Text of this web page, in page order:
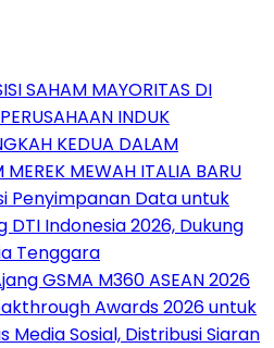
SAHAM MAYORITAS DI
INDUK
KEDUA DALAM
MEWAH ITALIA BARU
Penyimpanan Data untuk
DTI Indonesia 2026, Dukung
Tenggara
GSMA M360 ASEAN 2026
Awards 2026 untuk
Media Sosial, Distribusi Siaran